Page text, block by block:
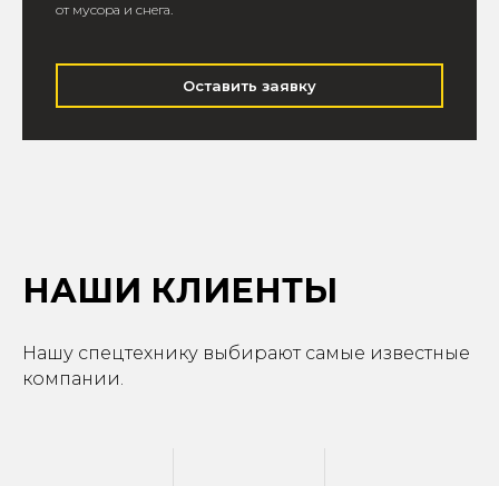
от мусора и снега.
Оставить заявку
НАШИ КЛИЕНТЫ
Нашу спецтехнику выбирают самые известные
компании.